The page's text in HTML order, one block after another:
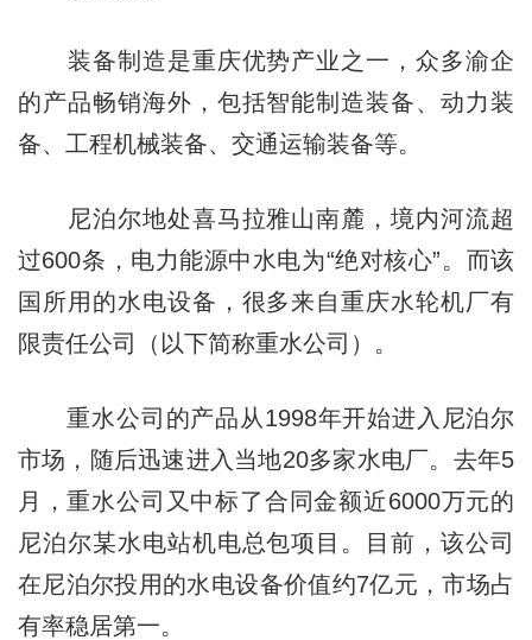
装备制造是重庆优势产业之一，众多渝企
的产品畅销海外，包括智能制造装备、动力装
备、工程机械装备、交通运输装备等。
尼泊尔地处喜马拉雅山南麓，境内河流超
过600条，电力能源中水电为“绝对核心”。而该
国所用的水电设备，很多来自重庆水轮机厂有
限责任公司（以下简称重水公司）。
重水公司的产品从1998年开始进入尼泊尔
市场，随后迅速进入当地20多家水电厂。去年5
月，重水公司又中标了合同金额近6000万元的
尼泊尔某水电站机电总包项目。目前，该公司
在尼泊尔投用的水电设备价值约7亿元，市场占
有率稳居第一。